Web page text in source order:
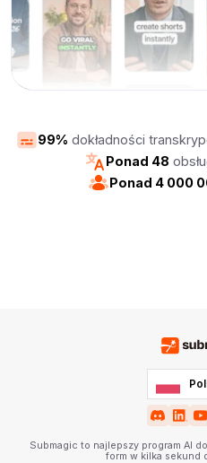
99% dokładności
Ponad 48
Ponad 4 000
Submagic to najlepszy program AI
form w kilka sekund